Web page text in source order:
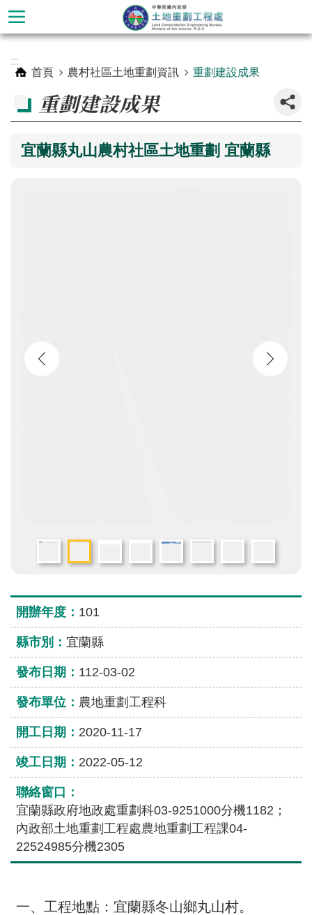
跳到主要內容區塊
階
檔
案
專
區
政
風
橋
資
訊
公
開
網
站
:::
首頁
農村社區土地重劃資訊 重劃建設成果
重劃建設成果
宜蘭縣丸山農村社區土地重劃 宜蘭縣
開辦年度： 101
縣市別： 宜蘭縣
發布日期： 112-03-02
發布單位： 農地重劃工程科
開工日期： 2020-11-17
竣工日期： 2022-05-12
聯絡窗口：
宜蘭縣政府地政處重劃科03-9251000分機1182；
內政部土地重劃工程處農地重劃工程課04-
22524985分機2305
一、工程地點：宜蘭縣冬山鄉丸山村。